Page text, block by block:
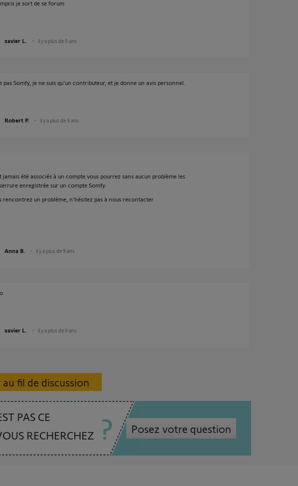
je sort de se forum
xavier L. il y a plus de 9 ans
pas Somfy, je ne suis qu'un contributeur, et je donne un avis personnel.
Robert P. il y a plus de 9 ans
jamais été associés à un compte vous pourrez sans aucun problème les
enregistrée sur un compte Somfy.
rencontrez un problème, n'hésitez pas à nous recontacter
Anna B. il y a plus de 9 ans
xavier L. il y a plus de 9 ans
fil de discussion
PAS CE
RECHERCHEZ
Posez votre question